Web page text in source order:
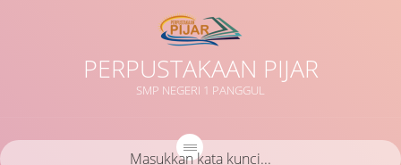
PERPUSTAKAAN PIJAR
SMP NEGERI 1 PANGGUL